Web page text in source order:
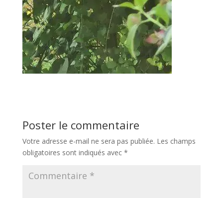
Poster le commentaire
Votre adresse e-mail ne sera pas publiée. Les champs
obligatoires sont indiqués avec *